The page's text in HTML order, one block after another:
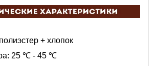
+ хлопок
25 ℃ - 45 ℃